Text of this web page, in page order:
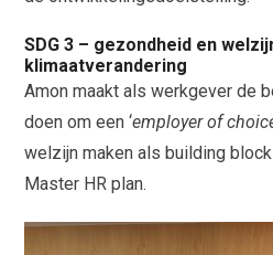
SDG 3 – gezondheid en
klimaatverandering
Amon maakt als werkgever de
doen om een ‘employer of
welzijn maken als building
Master HR plan.